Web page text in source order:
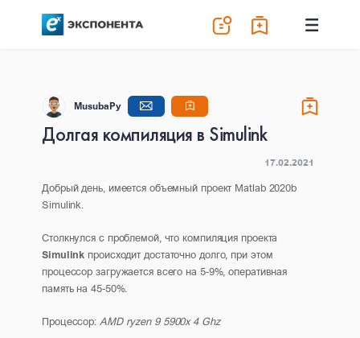
MusubaPy
Долгая компиляция в Simulink
17.02.2021
Добрый день, имеется объемный проект Matlab 2020b
Simulink.
Столкнулся с проблемой, что компиляция проекта
Simulink происходит достаточно долго, при этом
процессор загружается всего на 5-9%, оперативная
память на 45-50%.
Процессор: AMD ryzen 9 5900x 4 Ghz